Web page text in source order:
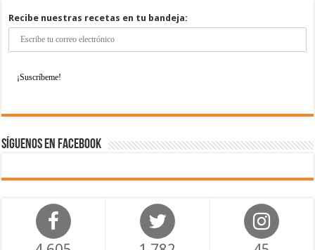
Recibe nuestras recetas en tu bandeja:
Síguenos en Facebook